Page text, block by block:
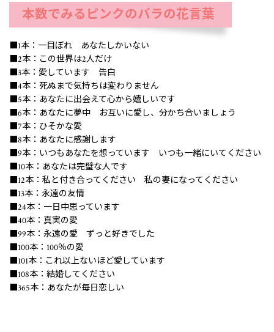
本数でみるピンクのバラの花言葉
■1本：一目ぼれ あなたしかいない
■2本：この世界は2人だけ
■3本：愛しています 告白
■4本：死ぬまで気持ちは変わりません
■5本：あなたに出会えて心から嬉しいです
■6本：あなたに夢中 お互いに愛し、分かち合いましょう
■7本：ひそかな愛
■8本：あなたに感謝します
■9本：いつもあなたを想っています いつも一緒にいてください
■10本：あなたは完璧な人です
■12本：私と付き合ってください 私の妻になってください
■13本：永遠の友情
■24本：一日中思っています
■40本：真実の愛
■99本：永遠の愛 ずっと好きでした
■100本：100％の愛
■101本：これ以上ないほど愛しています
■108本：結婚してください
■365本：あなたが毎日恋しい